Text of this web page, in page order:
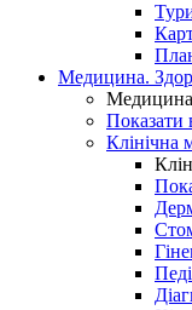
Медицина.
Показати
Клінічна